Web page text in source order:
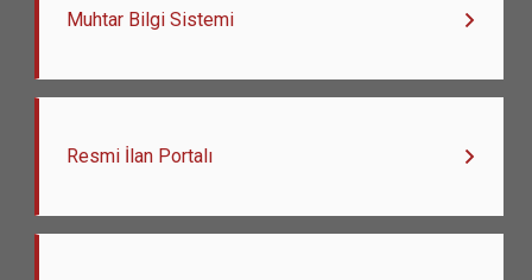
Muhtar Bilgi Sistemi
Resmi İlan Portalı